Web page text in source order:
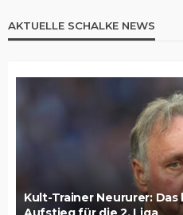
AKTUELLE SCHALKE NEWS
Kult-Trainer Neururer: